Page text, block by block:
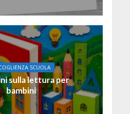
SCUOLA
sulla lettura per
bambini